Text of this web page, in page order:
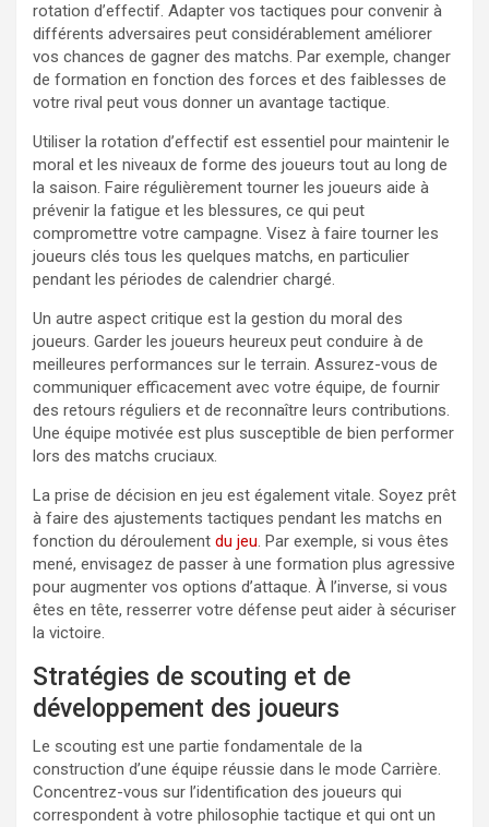
rotation d’effectif. Adapter vos tactiques pour convenir à
différents adversaires peut considérablement améliorer
vos chances de gagner des matchs. Par exemple, changer
de formation en fonction des forces et des faiblesses de
votre rival peut vous donner un avantage tactique.
Utiliser la rotation d’effectif est essentiel pour maintenir le
moral et les niveaux de forme des joueurs tout au long de
la saison. Faire régulièrement tourner les joueurs aide à
prévenir la fatigue et les blessures, ce qui peut
compromettre votre campagne. Visez à faire tourner les
joueurs clés tous les quelques matchs, en particulier
pendant les périodes de calendrier chargé.
Un autre aspect critique est la gestion du moral des
joueurs. Garder les joueurs heureux peut conduire à de
meilleures performances sur le terrain. Assurez-vous de
communiquer efficacement avec votre équipe, de fournir
des retours réguliers et de reconnaître leurs contributions.
Une équipe motivée est plus susceptible de bien performer
lors des matchs cruciaux.
La prise de décision en jeu est également vitale. Soyez prêt
à faire des ajustements tactiques pendant les matchs en
fonction du déroulement du jeu. Par exemple, si vous êtes
mené, envisagez de passer à une formation plus agressive
pour augmenter vos options d’attaque. À l’inverse, si vous
êtes en tête, resserrer votre défense peut aider à sécuriser
la victoire.
Stratégies de scouting et de
développement des joueurs
Le scouting est une partie fondamentale de la
construction d’une équipe réussie dans le mode Carrière.
Concentrez-vous sur l’identification des joueurs qui
correspondent à votre philosophie tactique et qui ont un